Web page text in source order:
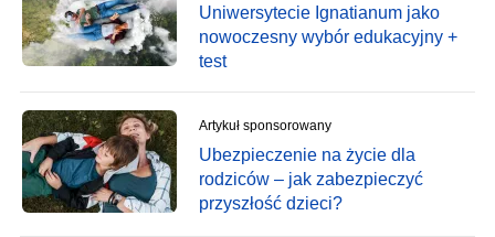
Uniwersytecie Ignatianum jako
nowoczesny wybór edukacyjny +
test
Artykuł sponsorowany
Ubezpieczenie na życie dla
rodziców – jak zabezpieczyć
przyszłość dzieci?